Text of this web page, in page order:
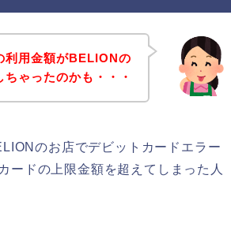
利用金額がBELIONの
ゃったのかも・・・
のお店でデビットカードエラー
ードの上限金額を超えてしまった人